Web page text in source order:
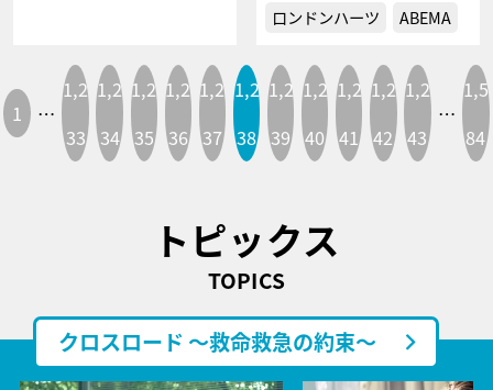
ロンドンハーツ
ABEMA
1 …
1,2
33
1,2
34
1,2
35
1,2
36
1,2
37
1,2
38
1,2
39
1,2
40
1,2
41
1,2
42
1,2
43
…
1,5
84
トピックス
TOPICS
クロスロード ～救命救急の約束～